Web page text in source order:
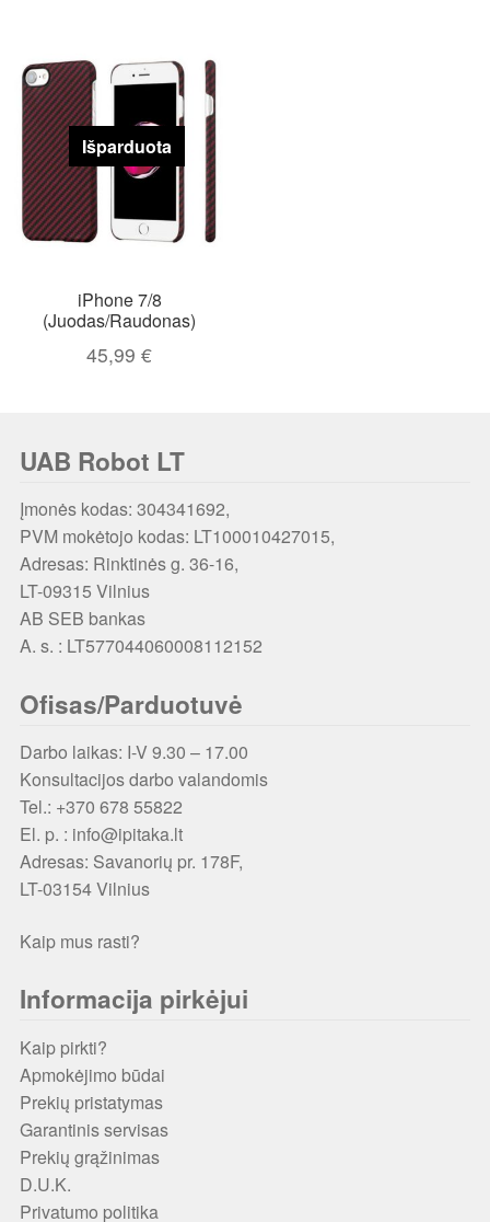
Išparduota
iPhone 7/8
(Juodas/Raudonas)
45,99€
UAB Robot LT
Įmonės kodas: 304341692,
PVM mokėtojo kodas: LT100010427015,
Adresas: Rinktinės g. 36-16,
LT-09315 Vilnius
AB SEB bankas
A. s. : LT577044060008112152
Ofisas/Parduotuvė
Darbo laikas: I-V 9.30 – 17.00
Konsultacijos darbo valandomis
Tel.: +370 678 55822
El. p. : info@ipitaka.lt
Adresas: Savanorių pr. 178F,
LT-03154 Vilnius
Kaip mus rasti?
Informacija pirkėjui
Kaip pirkti?
Apmokėjimo būdai
Prekių pristatymas
Garantinis servisas
Prekių grąžinimas
D.U.K.
Privatumo politika